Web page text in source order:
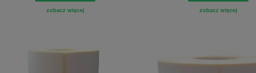
zobacz więcej zobacz więcej